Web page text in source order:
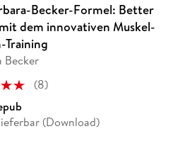
Becker-Formel: Better
dem innovativen Muskel-
Training
Becker
(8)
(Download)